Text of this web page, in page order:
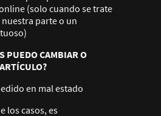
(solo cuando se trate
parte o un
PUEDO CAMBIAR O
en mal estado
los casos, es